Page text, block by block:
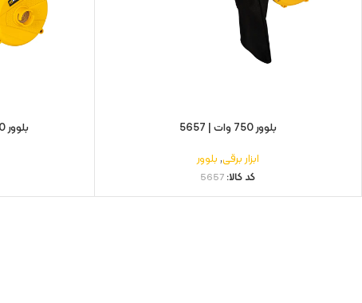
بلوور 750 وات | 5657
ابزار برقی,بلوور
کد کالا: 5657
بلوور 600 وات دیمر دار | 5656